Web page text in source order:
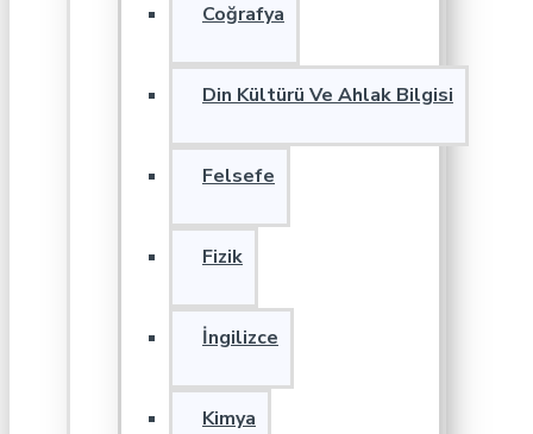
Coğrafya
Din Kültürü Ve Ahlak Bilgisi
Felsefe
Fizik
İngilizce
Kimya